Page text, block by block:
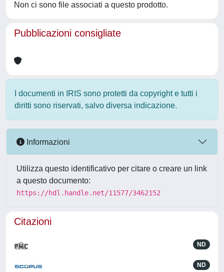
Non ci sono file associati a questo prodotto.
Pubblicazioni consigliate
I documenti in IRIS sono protetti da copyright e tutti i
diritti sono riservati, salvo diversa indicazione.
Informazioni
Utilizza questo identificativo per citare o creare un link
a questo documento:
https://hdl.handle.net/11577/3462152
Citazioni
ND
ND